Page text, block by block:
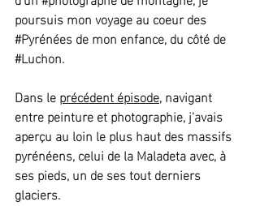
poursuis mon voyage au coeur des
#Pyrénées de mon enfance, du côté de
#Luchon.
Dans le précédent épisode, navigant
entre peinture et photographie, j'avais
aperçu au loin le plus haut des massifs
pyrénéens, celui de la Maladeta avec, à
ses pieds, un de ses tout derniers
glaciers.